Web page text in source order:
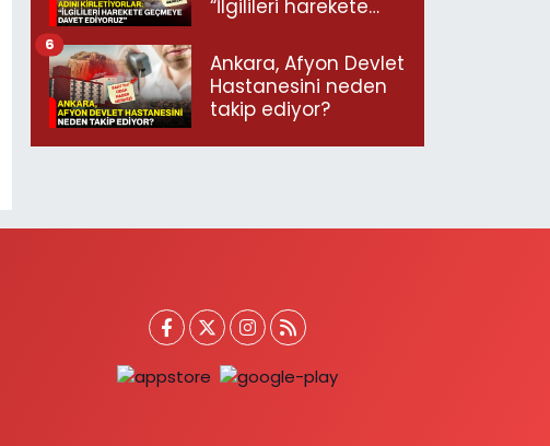
“İlgilileri harekete
ediyoruz”
Ankara, Afyon Devlet
Hastanesini neden
takip ediyor?
6